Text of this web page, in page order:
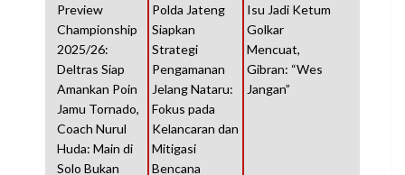
Preview
Championship
2025/26:
Deltras Siap
Amankan Poin
Jamu Tornado,
Coach Nurul
Huda: Main di
Solo Bukan
Polda Jateng
Siapkan
Strategi
Pengamanan
Jelang Nataru:
Fokus pada
Kelancaran dan
Mitigasi
Bencana
Isu Jadi Ketum
Golkar
Mencuat,
Gibran: “Wes
Jangan”